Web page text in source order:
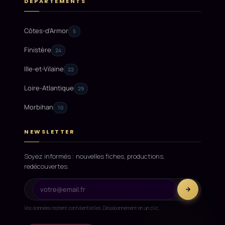
Côtes-d'Armor 5
Finistère 24
Ille-et-Vilaine 22
Loire-Atlantique 29
Morbihan 10
NEWSLETTER
Soyez informés : nouvelles fiches, productions,
redécouvertes.
Vos données restent confidentielles. Désabonnement en un clic.